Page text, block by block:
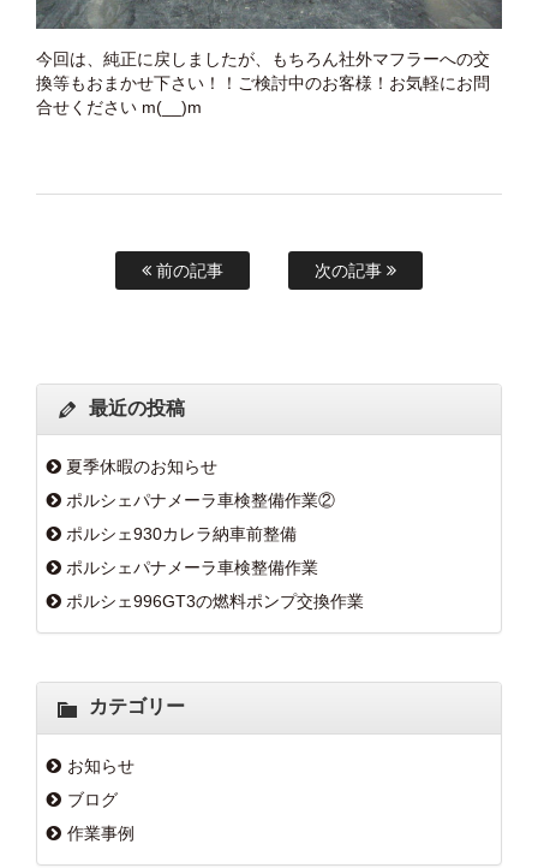
今回は、純正に戻しましたが、もちろん社外マフラーへの交
換等もおまかせ下さい！！ご検討中のお客様！お気軽にお問
合せください m(__)m
前の記事 次の記事
最近の投稿
夏季休暇のお知らせ
ポルシェパナメーラ車検整備作業②
ポルシェ930カレラ納車前整備
ポルシェパナメーラ車検整備作業
ポルシェ996GT3の燃料ポンプ交換作業
カテゴリー
お知らせ
ブログ
作業事例